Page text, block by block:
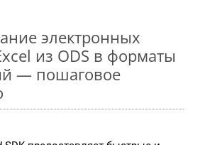
электронных
из ODS в форматы
— пошаговое